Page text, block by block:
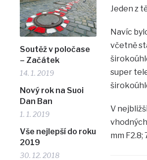
Soutěž v poločase
– Začátek
14. 1. 2019
Nový rok na Suoi
Dan Ban
1. 1. 2019
Vše nejlepší do roku
2019
30. 12. 2018
Jeden z
Navíc
včetně
super
V
mm F2.8;